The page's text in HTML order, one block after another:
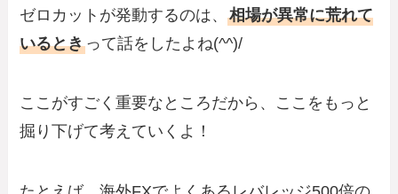
ゼロカットが発動するのは、相場が異常に荒れて
いるときって話をしたよね(^^)/
ここがすごく重要なところだから、ここをもっと
掘り下げて考えていくよ！